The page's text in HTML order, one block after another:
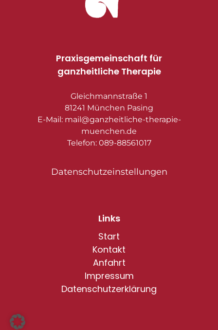
Praxisgemeinschaft für
ganzheitliche Therapie
Gleichmannstraße 1
81241 München Pasing
E-Mail: mail@ganzheitliche-therapie-
muenchen.de
Telefon: 089-88561017
Datenschutzeinstellungen
Links
Start
Kontakt
Anfahrt
Impressum
Datenschutzerklärung